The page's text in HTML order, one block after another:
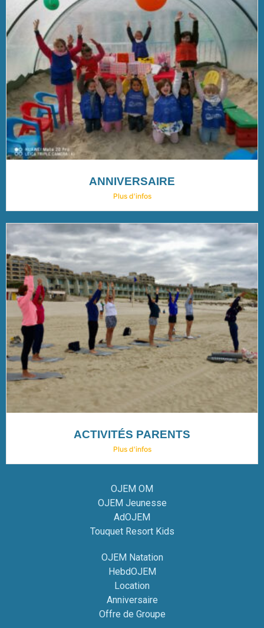
ANNIVERSAIRE
Plus d'infos
ACTIVITÉS PARENTS
Plus d'infos
OJEM OM
OJEM Jeunesse
AdOJEM
Touquet Resort Kids
OJEM Natation
HebdOJEM
Location
Anniversaire
Offre de Groupe